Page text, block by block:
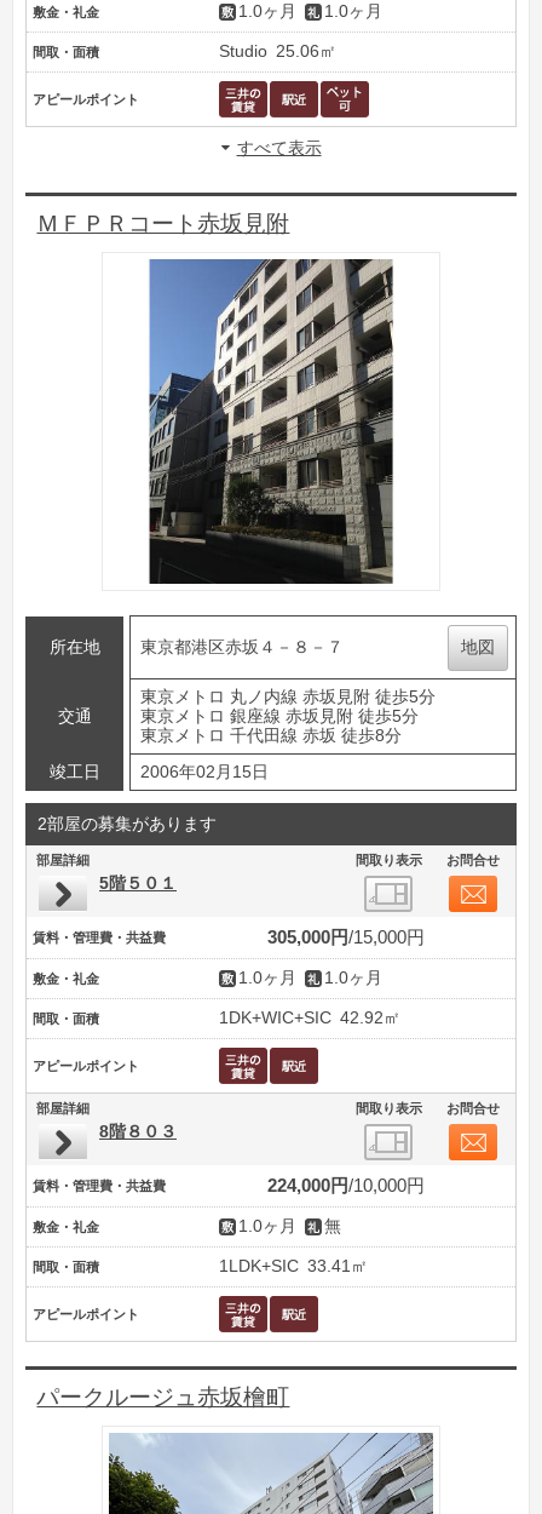
敷金・礼金 1.0ヶ月 1.0ヶ月
間取・面積 Studio 25.06㎡
アピールポイント
すべて表示
ＭＦＰＲコート赤坂見附
所在地 東京都港区赤坂４－８－７ 地図
交通
東京メトロ 丸ノ内線 赤坂見附 徒歩5分
東京メトロ 銀座線 赤坂見附 徒歩5分
東京メトロ 千代田線 赤坂 徒歩8分
竣工日
2006年02月15日
2部屋の募集があります
部屋詳細 間取り表示 お問合せ
5階５０１
賃料・管理費・共益費 305,000円 15,000円
敷金・礼金 1.0ヶ月 1.0ヶ月
間取・面積 1DK+WIC+SIC 42.92㎡
アピールポイント
部屋詳細 間取り表示 お問合せ
8階８０３
賃料・管理費・共益費 224,000円 10,000円
敷金・礼金 1.0ヶ月 無
間取・面積 1LDK+SIC 33.41㎡
アピールポイント
パークルージュ赤坂檜町